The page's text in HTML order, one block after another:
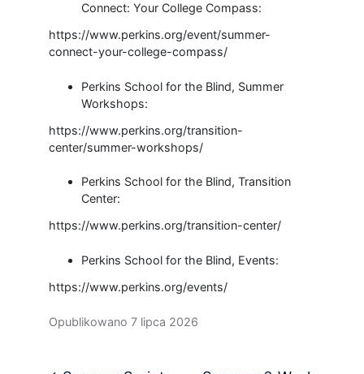
Connect: Your College Compass:
https://www.perkins.org/event/summer-
connect-your-college-compass/
Perkins School for the Blind, Summer
Workshops:
https://www.perkins.org/transition-
center/summer-workshops/
Perkins School for the Blind, Transition
Center:
https://www.perkins.org/transition-center/
Perkins School for the Blind, Events:
https://www.perkins.org/events/
Opublikowano 7 lipca 2026